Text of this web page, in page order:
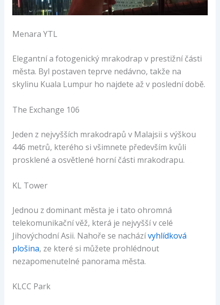
Menara YTL
Elegantní a fotogenický mrakodrap v prestižní části
města. Byl postaven teprve nedávno, takže na
skylinu Kuala Lumpur ho najdete až v poslední době.
The Exchange 106
Jeden z nejvyšších mrakodrapů v Malajsii s výškou
446 metrů, kterého si všimnete především kvůli
prosklené a osvětlené horní části mrakodrapu.
KL Tower
Jednou z dominant města je i tato ohromná
telekomunikační věž, která je nejvyšší v celé
Jihovýchodní Asii. Nahoře se nacházívyhlídková
plošina, ze které si můžete prohlédnout
nezapomenutelné panorama města.
KLCC Park